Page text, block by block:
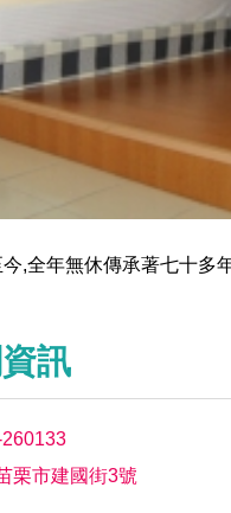
,全年無休傳承著七十多
訊
栗市建國街3號